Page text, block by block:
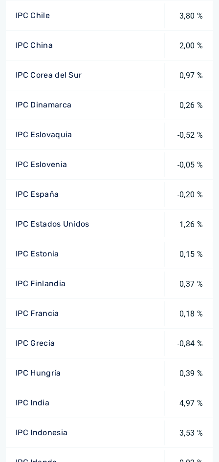
IPC Chile 3,80 %
IPC China 2,00 %
IPC Corea del Sur 0,97 %
IPC Dinamarca 0,26 %
IPC Eslovaquia -0,52 %
IPC Eslovenia -0,05 %
IPC España -0,20 %
IPC Estados Unidos 1,26 %
IPC Estonia 0,15 %
IPC Finlandia 0,37 %
IPC Francia 0,18 %
IPC Grecia -0,84 %
IPC Hungría 0,39 %
IPC India 4,97 %
IPC Indonesia 3,53 %